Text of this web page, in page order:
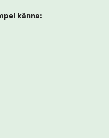
känna: